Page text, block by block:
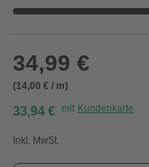
34,99 €
(14,00 € / m)
33,94 € mit Kundenkarte
Inkl. MwSt.